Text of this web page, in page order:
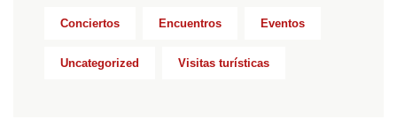
Conciertos Encuentros Eventos
Uncategorized Visitas turísticas